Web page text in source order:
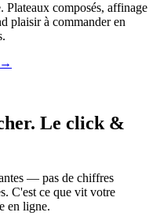
Plateaux composés, affinage
plaisir à commander en
→
Le click &
— pas de chiffres
C'est ce que vit votre
en ligne.